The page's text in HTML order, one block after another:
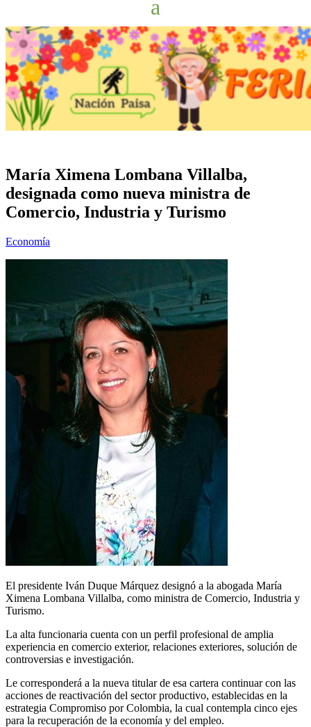
María Ximena Lombana Villalba,
designada como nueva ministra de
Comercio, Industria y Turismo
Economía
El presidente Iván Duque Márquez designó a la abogada María
Ximena Lombana Villalba, como ministra de Comercio, Industria y
Turismo.
La alta funcionaria cuenta con un perfil profesional de amplia
experiencia en comercio exterior, relaciones exteriores, solución de
controversias e investigación.
Le corresponderá a la nueva titular de esa cartera continuar con las
acciones de reactivación del sector productivo, establecidas en la
estrategia Compromiso por Colombia, la cual contempla cinco ejes
para la recuperación de la economía y del empleo.